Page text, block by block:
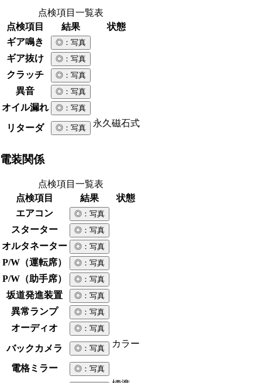
点検項目一覧表
点検項目
結果
状態
ギア鳴き
◎ ：写真
ギア抜け ◎ ：写真
クラッチ ◎ ：写真
異音 ◎ ：写真
オイル漏れ ◎ ：写真
リターダ ◎ ：写真 永久磁石式
電装関係
点検項目一覧表
点検項目
結果
状態
エアコン
◎ ：写真
スターター ◎ ：写真
オルタネーター ◎ ：写真
P/W（運転席） ◎ ：写真
P/W（助手席） ◎ ：写真
坂道発進装置 ◎ ：写真
異常ランプ ◎ ：写真
オーディオ ◎ ：写真
バックカメラ ◎ ：写真 カラー
電格ミラー ◎ ：写真